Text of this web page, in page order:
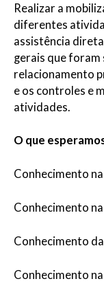
Realizar a
diferentes
assistência
gerais que
relacionamento
e os controles e
atividades.
O que
Conhecimento
Conhecimento
Conhecimento
Conhecimento